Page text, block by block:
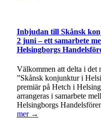
Inbjudan till Skånsk
2 juni – ett samarbete
Helsingborgs
Välkommen att delta i det
”Skånsk konjunktur i
premiär på Hetch i
arrangeras i samarbete
Helsingborgs
mer →